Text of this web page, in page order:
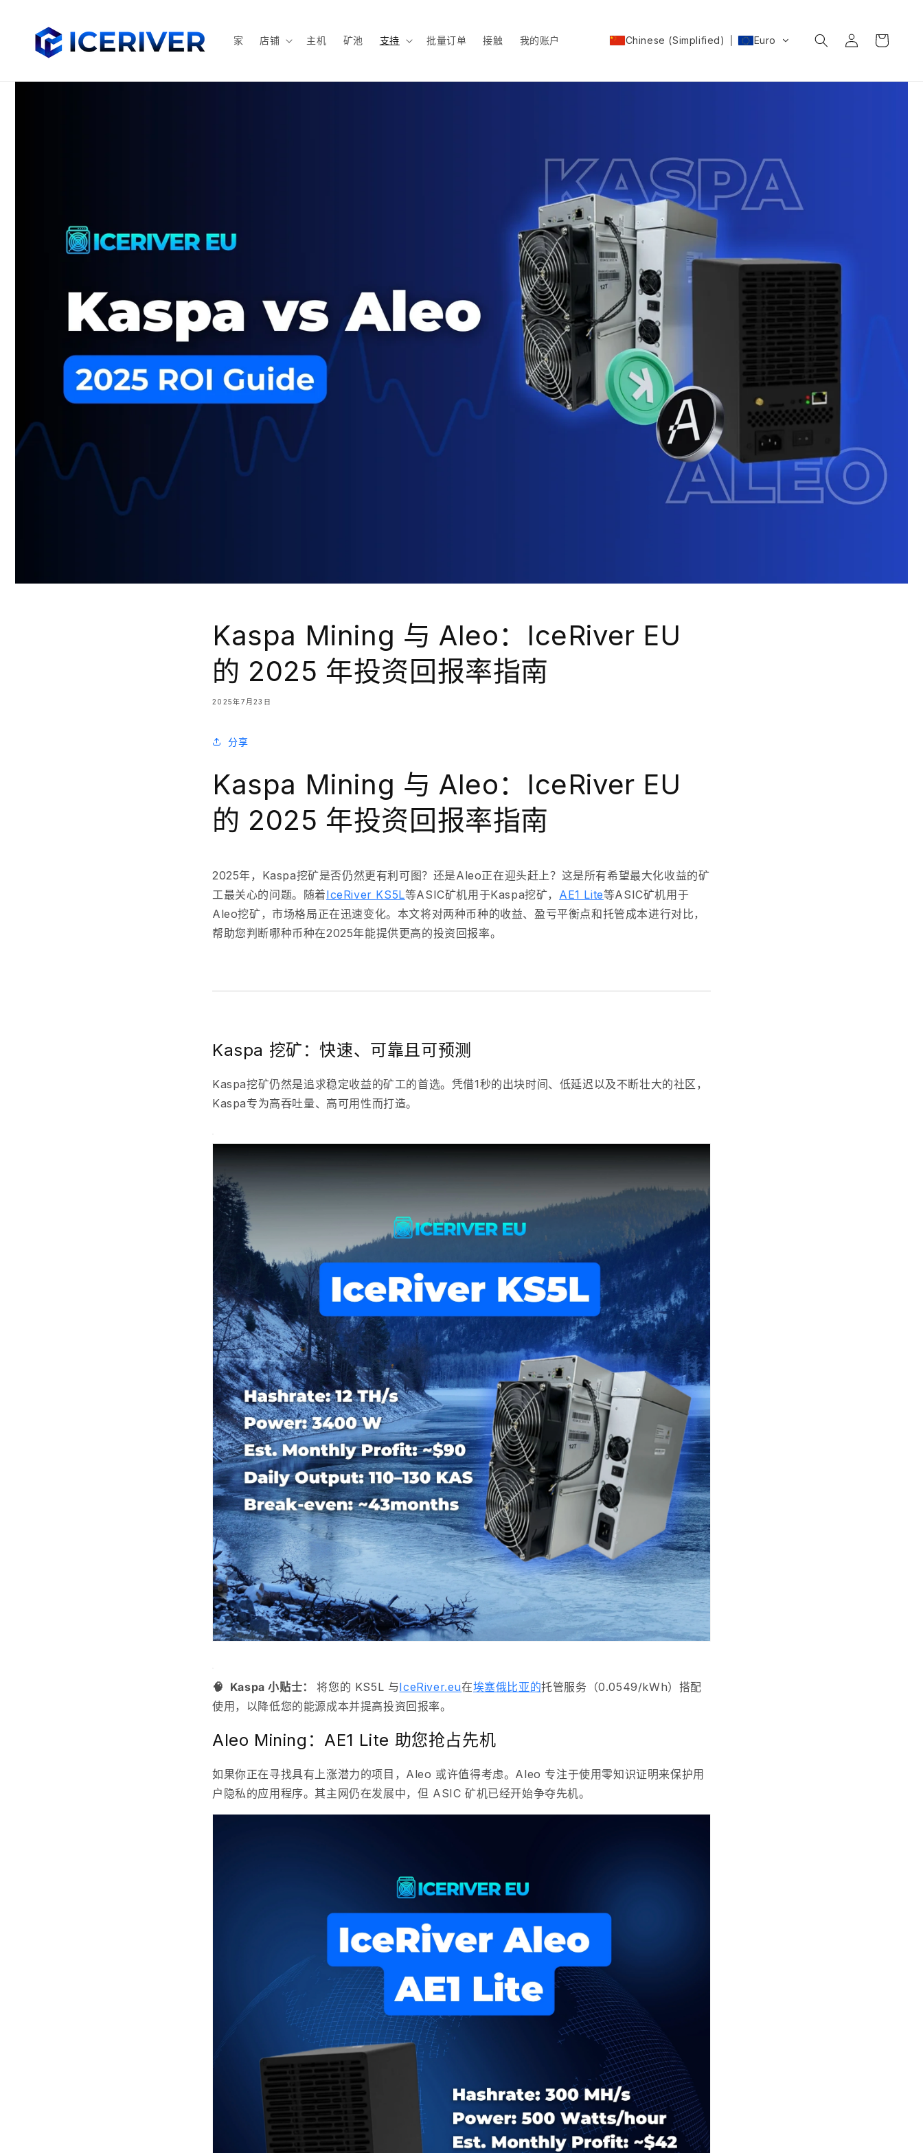
家 店铺 主机 矿池 支持 批量订单 接触 我的账户 Chinese (Simplified) Euro
登
录
物
Kaspa Mining 与 Aleo：IceRiver EU
的 2025 年投资回报率指南
2025年7月23日
分享
Kaspa Mining 与 Aleo：IceRiver EU
的 2025 年投资回报率指南
2025年，Kaspa挖矿是否仍然更有利可图？还是Aleo正在迎头赶上？ 这是所有希望最大化收益的矿
工最关心的问题。随着IceRiver KS5L等ASIC矿机用于Kaspa挖矿， AE1 Lite等ASIC矿机用于
Aleo挖矿，市场格局正在迅速变化。本文将对两种币种的收益、盈亏平衡点和托管成本进行对比，
帮助您判断哪种币种在2025年能提供更高的投资回报率。
Kaspa 挖矿：快速、可靠且可预测
Kaspa挖矿仍然是追求稳定收益的矿工的首选。凭借1秒的出块时间、低延迟以及不断壮大的社区，
Kaspa专为高吞吐量、高可用性而打造。
🧠 Kaspa 小贴士： 将您的 KS5L 与IceRiver.eu在埃塞俄比亚的托管服务（0.0549/kWh）搭配
使用，以降低您的能源成本并提高投资回报率。
Aleo Mining：AE1 Lite 助您抢占先机
如果你正在寻找具有 上涨潜力的项目 ，Aleo 或许值得考虑。Aleo 专注于使用零知识证明来保护用
户隐私的应用程序。其主网仍在发展中，但 ASIC 矿机已经开始争夺先机。